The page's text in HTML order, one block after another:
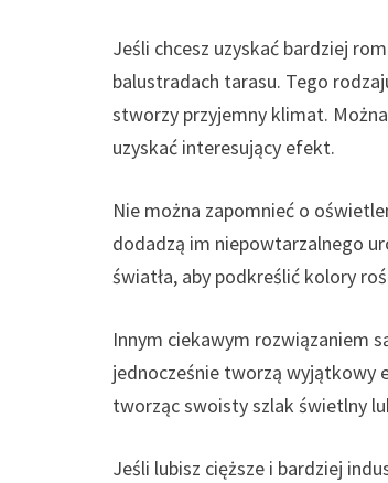
Jeśli chcesz uzyskać bardziej
balustradach tarasu. Tego
stworzy przyjemny klimat.
uzyskać interesujący efekt.
Nie można zapomnieć o
dodadzą im niepowtarzalnego
światła, aby podkreślić kolory
Innym ciekawym rozwiązaniem
jednocześnie tworzą wyjątkowy
tworząc swoisty szlak świetlny
Jeśli lubisz cięższe i bardziej